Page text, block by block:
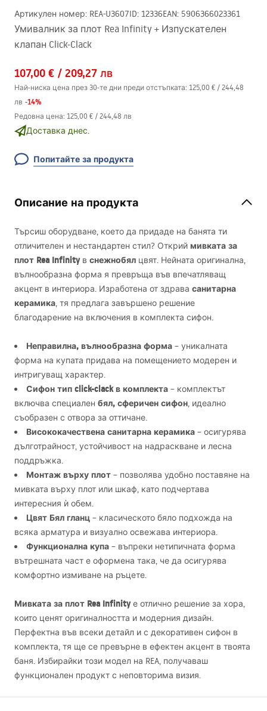
Артикулен номер: REA-U3607ID: 12336EAN: 5906366023361
Умивалник за плот Rea Infinity + Изпускателен
клапан Click-Clack
107,00 € / 209,27 лв
Най-ниска цена през 30-те дни преди отстъпката: 125,00 € / 244,48
лв -14%
Редовна цена: 125,00 € / 244,48 лв
Доставка днес.
Попитайте за продукта
Описание на продукта
Търсиш оборудване, което да придаде на банята ти
отличителен и нестандартен стил? Открий мивката за
плот Rea Infinityв снежнобял цвят. Нейната оригинална,
вълнообразна форма я превръща във впечатляващ
акцент в интериора. Изработена от здрава санитарна
керамика, тя предлага завършено решение
благодарение на включения в комплекта сифон.
Неправилна, вълнообразна форма – уникалната
форма на купата придава на помещението модерен и
интригуващ характер.
Сифон тип click-clack в комплекта – комплектът
включва специален бял, сферичен сифон, идеално
съобразен с отвора за оттичане.
Висококачествена санитарна керамика – осигурява
дълготрайност, устойчивост на надраскване и лесна
поддръжка.
Монтаж върху плот – позволява удобно поставяне на
мивката върху плот или шкаф, като подчертава
интересния ѝ обем.
Цвят Бял гланц – класическото бяло подхожда на
всяка арматура и визуално освежава интериора.
Функционална купа – въпреки нетипичната форма
вътрешната част е оформена така, че да осигурява
комфортно измиване на ръцете.
Мивката за плот Rea Infinityе отлично решение за хора,
които ценят оригиналността и модерния дизайн.
Перфектна във всеки детайл и с декоративен сифон в
комплекта, тя ще се превърне в ефектен акцент в твоята
баня. Избирайки този модел на REA, получаваш
функционален продукт с неповторима визия.